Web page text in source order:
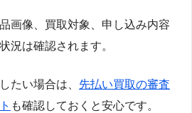
画像、買取対象、申し込み内容
況は確認されます。
たい場合は、 先払い買取の審査
も確認しておくと安心です。